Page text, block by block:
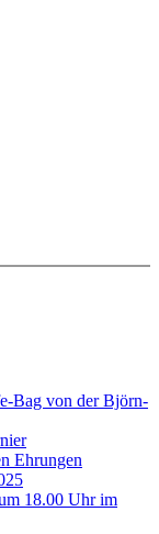
Bag von der Björn-
Ehrungen
18.00 Uhr im